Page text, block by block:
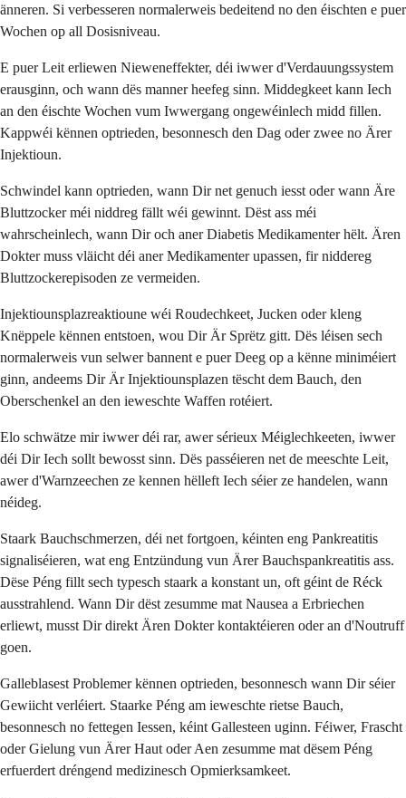
änneren. Si verbesseren normalerweis bedeitend no den éischten e puer
Wochen op all Dosisniveau.
E puer Leit erliewen Nieweneffekter, déi iwwer d'Verdauungssystem
erausginn, och wann dës manner heefeg sinn. Middegkeet kann Iech
an den éischte Wochen vum Iwwergang ongewéinlech midd fillen.
Kappwéi kënnen optrieden, besonnesch den Dag oder zwee no Ärer
Injektioun.
Schwindel kann optrieden, wann Dir net genuch iesst oder wann Äre
Bluttzocker méi niddreg fällt wéi gewinnt. Dëst ass méi
wahrscheinlech, wann Dir och aner Diabetis Medikamenter hëlt. Ären
Dokter muss vläicht déi aner Medikamenter upassen, fir niddereg
Bluttzockerepisoden ze vermeiden.
Injektiounsplazreaktioune wéi Roudechkeet, Jucken oder kleng
Knëppele kënnen entstoen, wou Dir Är Sprëtz gitt. Dës léisen sech
normalerweis vun selwer bannent e puer Deeg op a kënne miniméiert
ginn, andeems Dir Är Injektiounsplazen tëscht dem Bauch, den
Oberschenkel an den ieweschte Waffen rotéiert.
Elo schwätze mir iwwer déi rar, awer sérieux Méiglechkeeten, iwwer
déi Dir Iech sollt bewosst sinn. Dës passéieren net de meeschte Leit,
awer d'Warnzeechen ze kennen hëlleft Iech séier ze handelen, wann
néideg.
Staark Bauchschmerzen, déi net fortgoen, kéinten eng Pankreatitis
signaliséieren, wat eng Entzündung vun Ärer Bauchspankreatitis ass.
Dëse Péng fillt sech typesch staark a konstant un, oft géint de Réck
ausstrahlend. Wann Dir dëst zesumme mat Nausea a Erbriechen
erliewt, musst Dir direkt Ären Dokter kontaktéieren oder an d'Noutruff
goen.
Galleblasest Problemer kënnen optrieden, besonnesch wann Dir séier
Gewiicht verléiert. Staarke Péng am ieweschte rietse Bauch,
besonnesch no fettegen Iessen, kéint Gallesteen uginn. Féiwer, Frascht
oder Gielung vun Ärer Haut oder Aen zesumme mat dësem Péng
erfuerdert dréngend medizinesch Opmierksamkeet.